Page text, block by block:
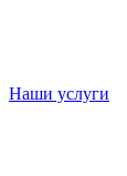
Наши услуги